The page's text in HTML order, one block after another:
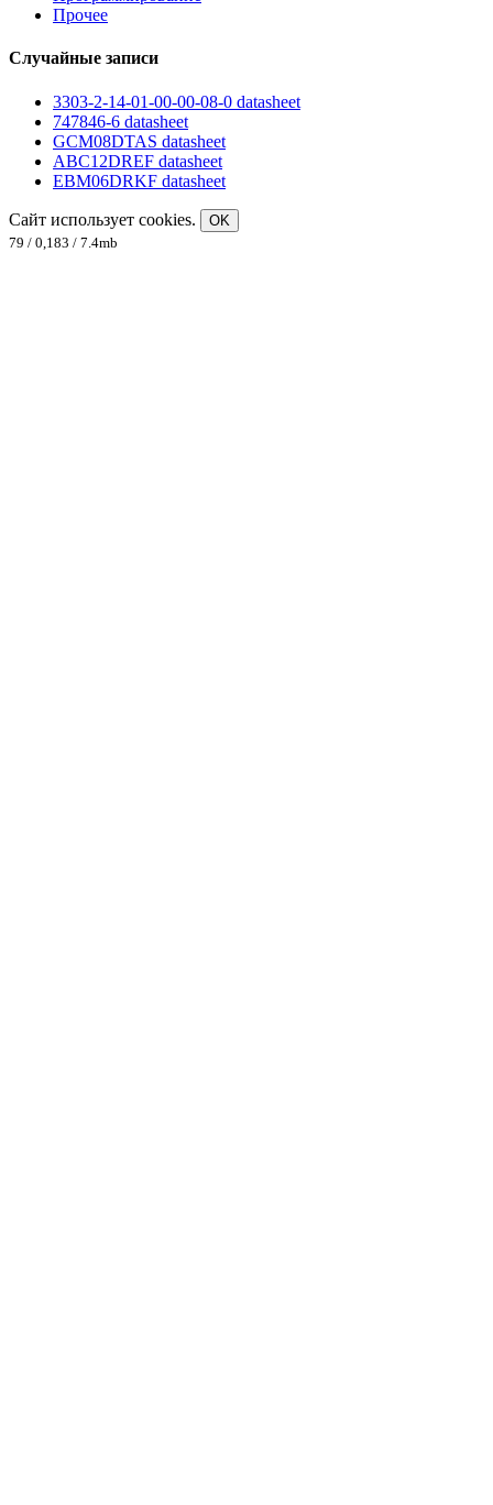
Прочее
Случайные записи
3303-2-14-01-00-00-08-0 datasheet
747846-6 datasheet
GCM08DTAS datasheet
ABC12DREF datasheet
EBM06DRKF datasheet
Сайт использует cookies.
OK
79 / 0,183 / 7.4mb